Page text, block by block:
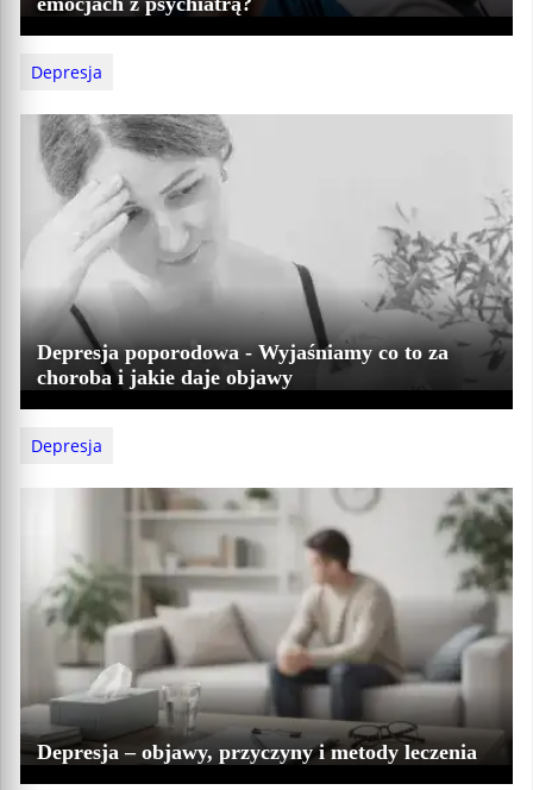
Depresja
Depresja poporodowa - Wyjaśniamy co to za
choroba i jakie daje objawy
Depresja
Depresja – objawy, przyczyny i metody leczenia